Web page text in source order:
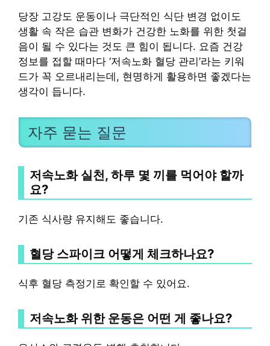
당장 고강도 운동이나 극단적인 식단 변경 없이도
생활 속 작은 습관 변화가 건강한 노화를 위한 첫걸
음이 될 수 있다는 것도 큰 힘이 됩니다. 요즘 건강
정보를 접할 때마다 ‘저속노화 혈당 관리’라는 키워
드가 꼭 오르내리는데, 현명하게 활용하면 좋겠다는
생각이 듭니다.
자주 묻는 질문
저속노화 실천, 하루 몇 끼를 먹어야 할까
요?
기존 식사량 유지해도 좋습니다.
혈당 스파이크 어떻게 체크하나요?
식후 혈당 측정기로 확인할 수 있어요.
저속노화 위한 운동은 어떤 게 좋나요?